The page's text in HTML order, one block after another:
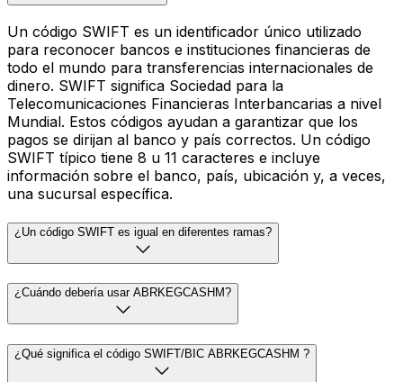
Un código SWIFT es un identificador único utilizado
para reconocer bancos e instituciones financieras de
todo el mundo para transferencias internacionales de
dinero. SWIFT significa Sociedad para la
Telecomunicaciones Financieras Interbancarias a nivel
Mundial. Estos códigos ayudan a garantizar que los
pagos se dirijan al banco y país correctos. Un código
SWIFT típico tiene 8 u 11 caracteres e incluye
información sobre el banco, país, ubicación y, a veces,
una sucursal específica.
¿Un código SWIFT es igual en diferentes ramas?
¿Cuándo debería usar ABRKEGCASHM?
¿Qué significa el código SWIFT/BIC ABRKEGCASHM ?